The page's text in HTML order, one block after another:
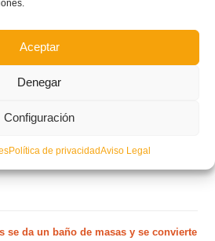
Aceptar
Denegar
Configuración
Política de privacidadAviso Legal
se da un baño de masas y se convierte